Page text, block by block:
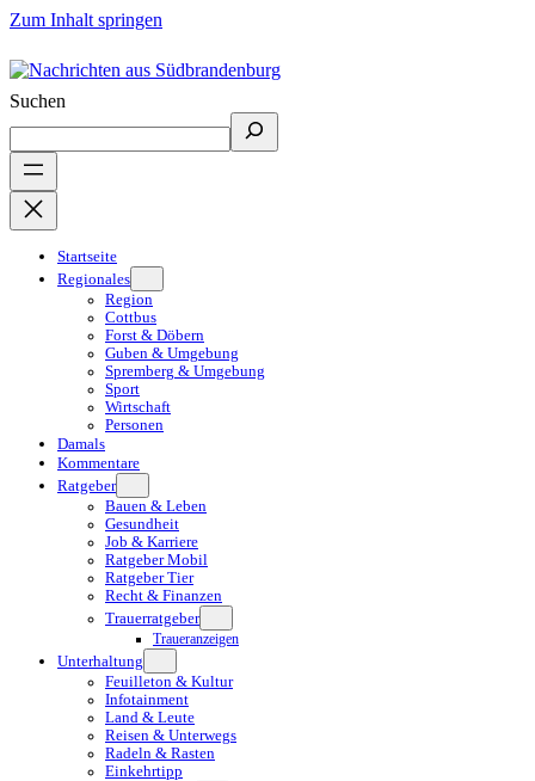
Zum Inhalt springen
Suchen
Startseite
Regionales
Region
Cottbus
Forst & Döbern
Guben & Umgebung
Spremberg & Umgebung
Sport
Wirtschaft
Personen
Damals
Kommentare
Ratgeber
Bauen & Leben
Gesundheit
Job & Karriere
Ratgeber Mobil
Ratgeber Tier
Recht & Finanzen
Trauerratgeber
Traueranzeigen
Unterhaltung
Feuilleton & Kultur
Infotainment
Land & Leute
Reisen & Unterwegs
Radeln & Rasten
Einkehrtipp